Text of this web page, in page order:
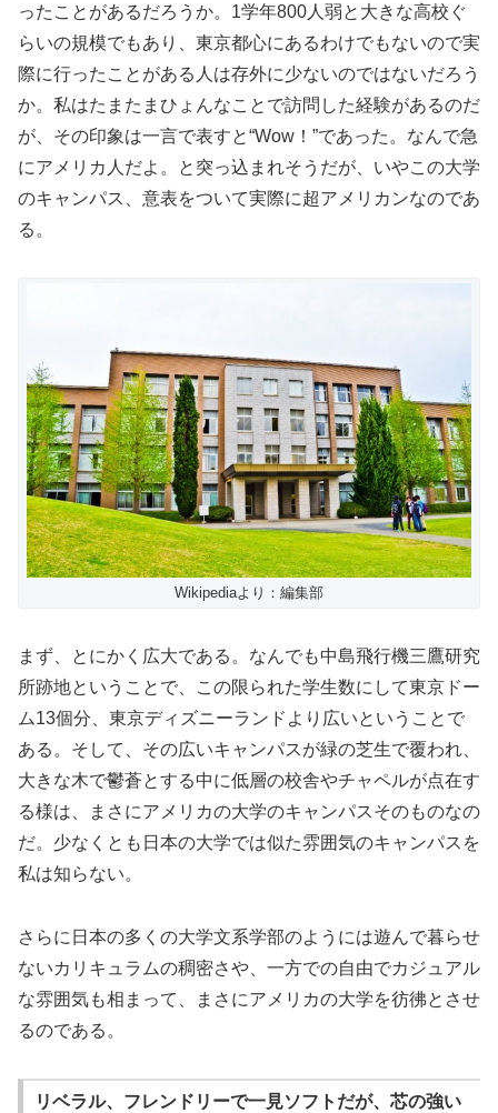
ったことがあるだろうか。1学年800人弱と大きな高校ぐ
らいの規模でもあり、東京都心にあるわけでもないので実
際に行ったことがある人は存外に少ないのではないだろう
か。私はたまたまひょんなことで訪問した経験があるのだ
が、その印象は一言で表すと“Wow！”であった。なんで急
にアメリカ人だよ。と突っ込まれそうだが、いやこの大学
のキャンパス、意表をついて実際に超アメリカンなのであ
る。
Wikipediaより：編集部
まず、とにかく広大である。なんでも中島飛行機三鷹研究
所跡地ということで、この限られた学生数にして東京ドー
ム13個分、東京ディズニーランドより広いということで
ある。そして、その広いキャンパスが緑の芝生で覆われ、
大きな木で鬱蒼とする中に低層の校舎やチャペルが点在す
る様は、まさにアメリカの大学のキャンパスそのものなの
だ。少なくとも日本の大学では似た雰囲気のキャンパスを
私は知らない。
さらに日本の多くの大学文系学部のようには遊んで暮らせ
ないカリキュラムの稠密さや、一方での自由でカジュアル
な雰囲気も相まって、まさにアメリカの大学を彷彿とさせ
るのである。
リベラル、フレンドリーで一見ソフトだが、芯の強い